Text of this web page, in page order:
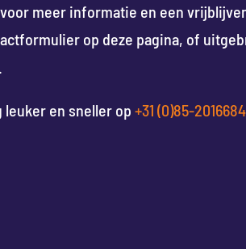
meer informatie en een
op deze pagina, of
.
leuker en sneller op +31 (0)85-2016684